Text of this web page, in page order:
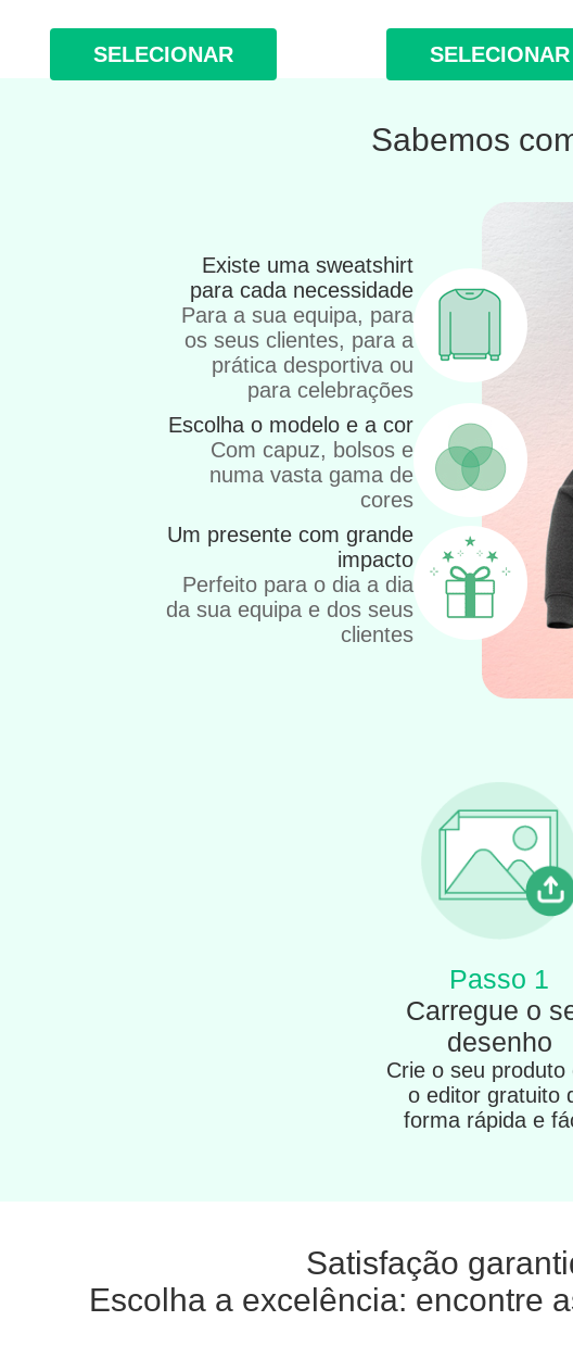
SELECIONAR SELECIONAR
Sabemos
Existe uma sweatshirt
para cada necessidade
Para a sua equipa, para
os seus clientes, para a
prática desportiva ou
para celebrações
Escolha o modelo e a cor
Com capuz, bolsos e
numa vasta gama de
cores
Um presente com grande
impacto
Perfeito para o dia a dia
da sua equipa e dos seus
clientes
Passo 1
Carregue o
desenho
Crie o seu produto
o editor gratuito
forma rápida e
Satisfação
Escolha a excelência: encontre